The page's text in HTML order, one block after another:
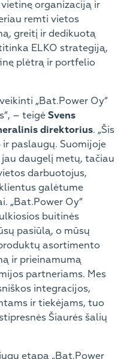
vietinę organizaciją ir
remti vietos
greitį ir dedikuotą
ELKO strategiją,
plėtrą ir portfelio
„Bat.Power Oy“
– teigėSvens
direktorius. „Šis
paslaugų. Suomijoje
daugelį metų, tačiau
darbuotojus,
galėtume
„Bat.Power Oy“
buitinės
pasiūlą, o mūsų
asortimento
ir prieinamumą
partneriams. Mes
integracijos,
ir tiekėjams, tuo
Šiaurės šalių
etapą „Bat.Power